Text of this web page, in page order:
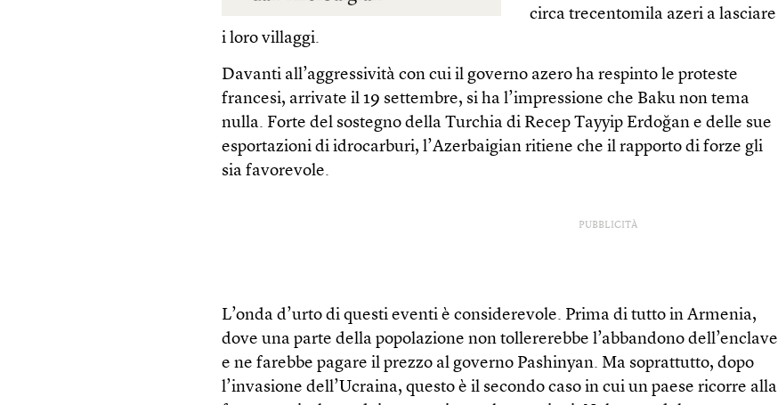
circa trecentomila azeri a lasciare
i loro villaggi.
Davanti all’aggressività con cui il governo azero ha respinto le proteste
francesi, arrivate il 19 settembre, si ha l’impressione che Baku non tema
nulla. Forte del sostegno della Turchia di Recep Tayyip Erdoğan e delle sue
esportazioni di idrocarburi, l’Azerbaigian ritiene che il rapporto di forze gli
sia favorevole.
PUBBLICITÀ
L’onda d’urto di questi eventi è considerevole. Prima di tutto in Armenia,
dove una parte della popolazione non tollererebbe l’abbandono dell’enclave
e ne farebbe pagare il prezzo al governo Pashinyan. Ma soprattutto, dopo
l’invasione dell’Ucraina, questo è il secondo caso in cui un paese ricorre alla